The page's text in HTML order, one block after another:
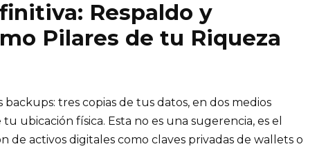
Respaldo y
Pilares de tu Riqueza
tres copias de tus datos, en dos medios
ubicación física. Esta no es una sugerencia, es el
de activos digitales como claves privadas de wallets o